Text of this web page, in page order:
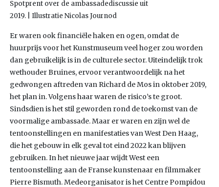
Spotprent over de ambassadediscussie uit
2019. | Illustratie Nicolas Journod
Er waren ook financiële haken en ogen, omdat de
huurprijs voor het Kunstmuseum veel hoger zou worden
dan gebruikelijk is in de culturele sector. Uiteindelijk trok
wethouder Bruines, ervoor verantwoordelijk na het
gedwongen aftreden van Richard de Mos in oktober 2019,
het plan in. Volgens haar waren de risico’s te groot.
Sindsdien is het stil geworden rond de toekomst van de
voormalige ambassade. Maar er waren en zijn wel de
tentoonstellingen en manifestaties van West Den Haag,
die het gebouw in elk geval tot eind 2022 kan blijven
gebruiken. In het nieuwe jaar wijdt West een
tentoonstelling aan de Franse kunstenaar en filmmaker
Pierre Bismuth. Medeorganisator is het Centre Pompidou